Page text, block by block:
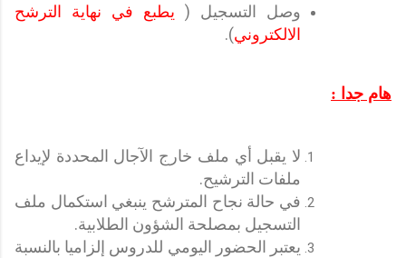
وصل التسجيل ( يطبع في نهاية الترشح
الالكتروني).
هام جدا :
لا يقبل أي ملف خارج الآجال المحددة لإيداع
ملفات الترشيح.
في حالة نجاح المترشح ينبغي استكمال ملف
التسجيل بمصلحة الشؤون الطلابية.
يعتبر الحضور اليومي للدروس إلزاميا بالنسبة